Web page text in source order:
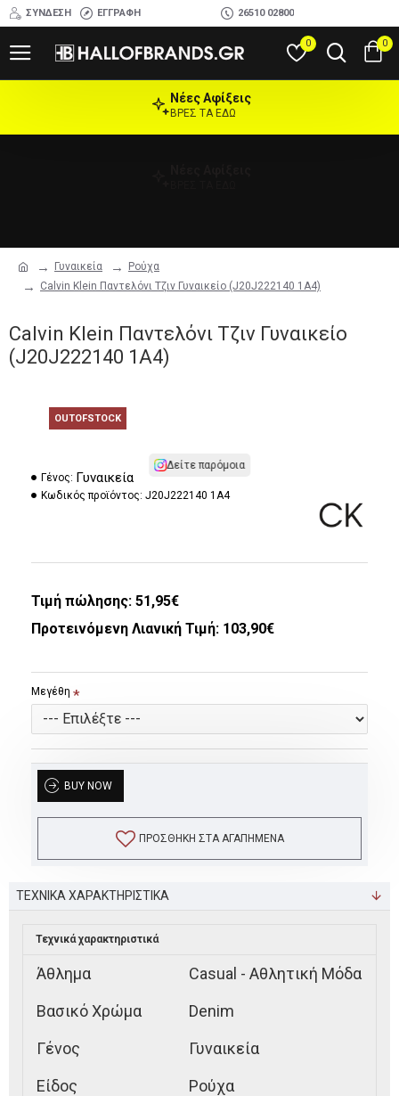
ΣΎΝΔΕΣΗ ΕΓΓΡΑΦΉ 26510 02800
0 0
Γυναικεία
Ρούχα
Calvin Klein Παντελόνι Τζιν Γυναικείο (J20J222140 1A4)
Νέες Αφίξεις
ΒΡΕΣ ΤΑ ΕΔΩ
Calvin Klein Παντελόνι Τζιν Γυναικείο
(J20J222140 1A4)
OUTOFSTOCK
Δείτε παρόμοια
Γένος: Γυναικεία
Κωδικός προϊόντος: J20J222140 1A4
Τιμή πώλησης: 51,95€
Προτεινόμενη Λιανική Τιμή: 103,90€
Μεγέθη
BUY NOW
ΠΡΟΣΘΉΚΗ ΣΤΑ ΑΓΑΠΗΜΈΝΑ
ΤΕΧΝΙΚΑ ΧΑΡΑΚΤΗΡΙΣΤΙΚΑ
Τεχνικά χαρακτηριστικά
Άθλημα
Casual - Αθλητική Μόδα
Βασικό Χρώμα
Denim
Γένος
Γυναικεία
Είδος
Ρούχα